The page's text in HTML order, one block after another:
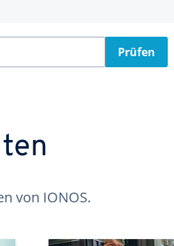
Prüfen
von IONOS.